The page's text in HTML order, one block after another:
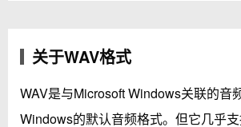
关于WAV格式
WAV是与Microsoft Windows关联的音
Windows的默认音频格式。但它几乎